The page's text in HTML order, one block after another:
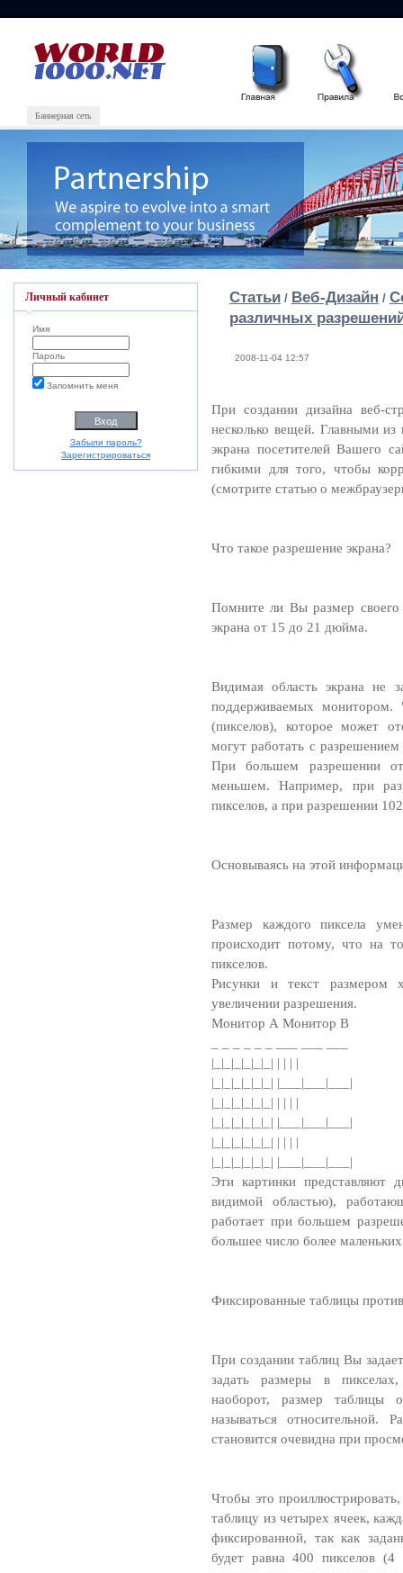
Баннерная сеть
Личный кабинет
Имя
Пароль
Запомнить меня
Забыли пароль?
Зарегистрироваться
Статьи / Веб-Дизайн /
различных
2008-11-04 12:57
При создании дизайна веб-
несколько вещей. Главными
экрана посетителей Вашего
гибкими для того, чтобы
(смотрите статью о
Что такое разрешение экрана?
Помните ли Вы размер своего
экрана от 15 до 21 дюйма.
Видимая область экрана не
поддерживаемых монитором.
(пикселов), которое может
могут работать с
При большем разрешении
меньшем. Например, при
пикселов, а при разрешении
Основываясь на этой
Размер каждого пиксела
происходит потому, что на
пикселов.
Рисунки и текст размером
увеличении разрешения.
Монитор А Монитор B
|_|_|_|_|_|_| | | | |
|_|_|_|_|_|_| |___|___|___|
|_|_|_|_|_|_| | | | |
|_|_|_|_|_|_| |___|___|___|
|_|_|_|_|_|_| | | | |
|_|_|_|_|_|_| |___|___|___|
Эти картинки представляют
видимой областью),
работает при большем
большее число более
Фиксированные таблицы
При создании таблиц Вы
задать размеры в
наоборот, размер таблицы
называться относительной.
становится очевидна при
Чтобы это
таблицу из четырех ячеек,
фиксированной, так как
будет равна 400 пикселов